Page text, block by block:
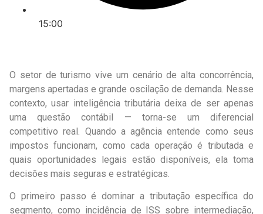
15:00
O setor de turismo vive um cenário de alta concorrência,
margens apertadas e grande oscilação de demanda. Nesse
contexto, usar inteligência tributária deixa de ser apenas
uma questão contábil — torna-se um diferencial
competitivo real. Quando a agência entende como seus
impostos funcionam, como cada operação é tributada e
quais oportunidades legais estão disponíveis, ela toma
decisões mais seguras e estratégicas.
O primeiro passo é dominar a tributação específica do
segmento, como incidência de ISS sobre intermediação,